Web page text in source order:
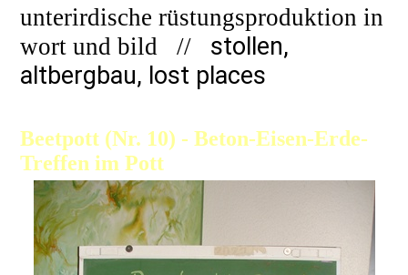
unterirdische rüstungsproduktion in
wort und bild // stollen,
altbergbau, lost places
Beetpott (Nr. 10) - Beton-Eisen-Erde-
Treffen im Pott